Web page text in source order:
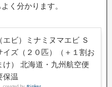
く分かります。
（エビ）ミナミヌマエビ Ｓ
イズ（２０匹）（＋１割お
け） 北海道・九州航空便
保温